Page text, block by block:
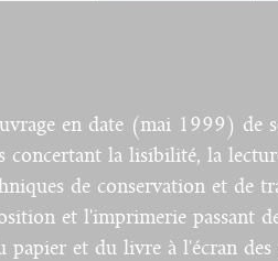
en date (mai 1999) de
concertant la lisibilité, la
de conservation et de
et l'imprimerie passant
papier et du livre à l'écran